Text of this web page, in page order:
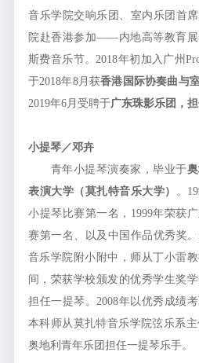
音乐学院交响乐团、室内乐团首
院赴香港参加——内地高等教育展
斯费音乐节。2018年初加入广州
于2018年8月获香港国际协奏曲与
2019年6月受聘于广东珠影乐团，
小提琴／邓卉
青年小提琴演奏家，毕业于
表演大学（莫扎特音乐大学）
。
小提琴比赛第一名，1999年荣获
赛第一名、以及中国作品优秀奖
音乐学院附小附中，师从丁小雷
间，荣获学校颁发的优秀学生奖
担任一提琴。2008年以优秀成绩
本科师从莫扎特音乐学院弦乐系
奥地利青年乐团担任一提琴乐手。